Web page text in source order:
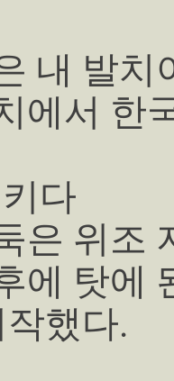
내 발치
에서 한
다
은 위조
에 탓에
했다.